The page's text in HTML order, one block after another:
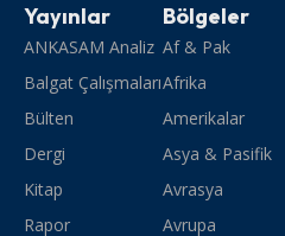
Yayınlar
ANKASAM Analiz
Balgat Çalışmaları
Bülten
Dergi
Kitap
Rapor
Bölgeler
Af & Pak
Afrika
Amerikalar
Asya & Pasifik
Avrasya
Avrupa